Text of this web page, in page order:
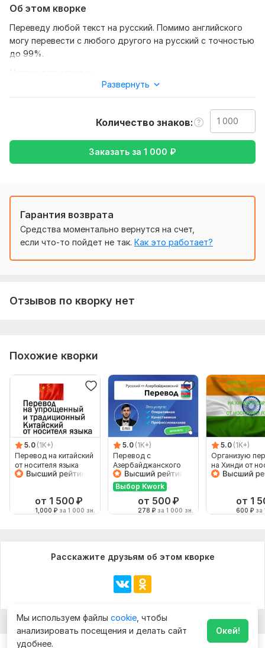
Об этом кворке
Переведу любой текст на русский. Помимо английского
могу перевести с любого другого на русский с точностью
до 99%.
Чтобы выполнить ваш заказ, мне потребуется задание.
Медицина и
здоровье,
Образование и наука, Хобби и увлечения
с Русского на Английский
Объем услуги в кворке:
Развернуть
Количество знаков
Заказать за 1 000 ₽
Гарантия возврата
Средства моментально вернутся на счет,
если что-то пойдет не так. Как это работает?
Отзывов по кворку нет
Похожие кворки
5.0 (1K+)
Перевод на китайский
от носителя языка
от 1 500 ₽
1,000 ₽ за 1 000 зн.
5.0 (1K+)
Перевод с
Азербайджанского
языка и на
Азербайджанский
язык от носителя
Выбор Kwork
от 500 ₽
278 ₽ за 1 000 зн.
5.0 (1K+)
Организую
на Хинди от
языка
от 1
600 ₽ за
Расскажите друзьям об этом кворке
Мы используем файлы cookie , чтобы
анализировать посещения и делать сайт
удобнее.
Окей!